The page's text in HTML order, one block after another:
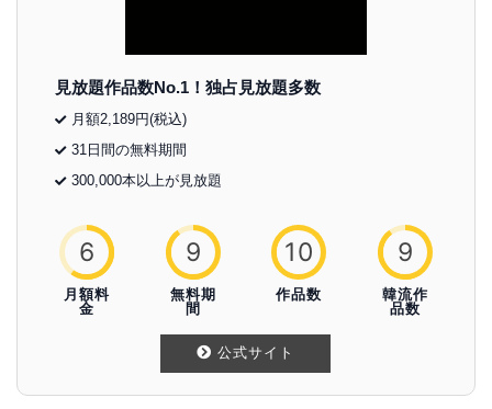
見放題作品数No.1！独占見放題多数
月額2,189円(税込)
31日間の無料期間
300,000本以上が見放題
6
月額料
金
9
無料期
間
10
作品数
9
韓流作
品数
公式サイト